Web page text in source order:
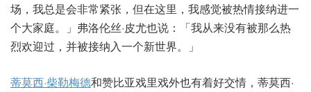
场，我总是会非常紧张，但在这里，我感觉被热情接纳进一
个大家庭。」弗洛伦丝·皮尤也说：「我从来没有被那么热
烈欢迎过，并被接纳入一个新世界。」
蒂莫西·柴勒梅德和赞比亚戏里戏外也有着好交情，蒂莫西·